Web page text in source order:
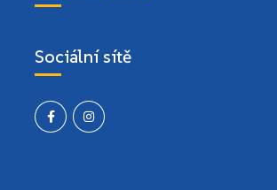
Sociální sítě